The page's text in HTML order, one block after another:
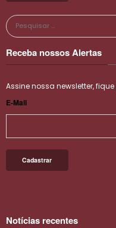
Receba nossos Alertas
Assine nossa newsletter,
E-Mail
Notícias recentes